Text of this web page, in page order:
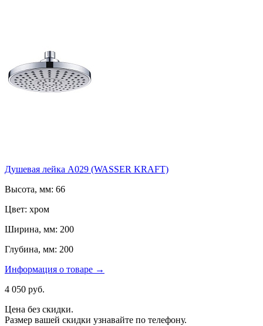
Душевая лейка А029 (WASSER KRAFT)
Высота, мм: 66
Цвет: хром
Ширина, мм: 200
Глубина, мм: 200
Информация о товаре →
4 050 руб.
Цена без скидки.
Размер вашей скидки узнавайте по телефону.